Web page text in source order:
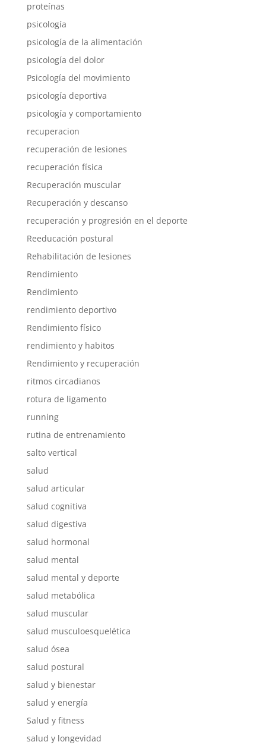
proteínas
psicología
psicología de la alimentación
psicología del dolor
Psicología del movimiento
psicología deportiva
psicología y comportamiento
recuperacion
recuperación de lesiones
recuperación física
Recuperación muscular
Recuperación y descanso
recuperación y progresión en el deporte
Reeducación postural
Rehabilitación de lesiones
Rendimiento
Rendimiento
rendimiento deportivo
Rendimiento físico
rendimiento y habitos
Rendimiento y recuperación
ritmos circadianos
rotura de ligamento
running
rutina de entrenamiento
salto vertical
salud
salud articular
salud cognitiva
salud digestiva
salud hormonal
salud mental
salud mental y deporte
salud metabólica
salud muscular
salud musculoesquelética
salud ósea
salud postural
salud y bienestar
salud y energía
Salud y fitness
salud y longevidad